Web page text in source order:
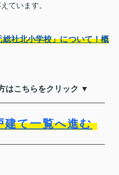
ています。
社北小学校」について！概
はこちらをクリック ▼
建て一覧へ進む